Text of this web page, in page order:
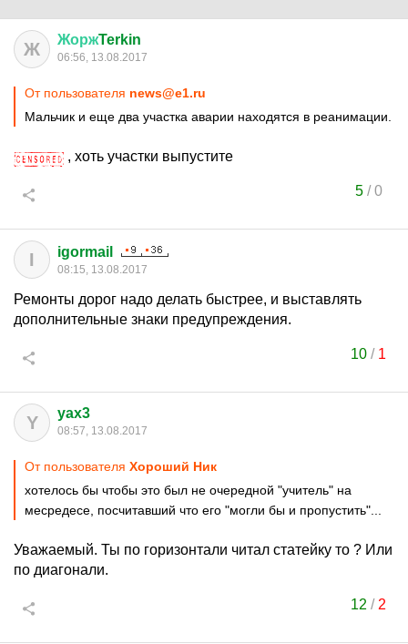
Ж ЖоржTerkin
06:56, 13.08.2017
От пользователя news@e1.ru
Мальчик и еще два участка аварии находятся в реанимации.
, хоть участки выпустите
5/0
I igormail
08:15, 13.08.2017
Ремонты дорог надо делать быстрее, и выставлять
дополнительные знаки предупреждения.
10 / 1
Y yax3
08:57, 13.08.2017
От пользователя Хороший Ник
хотелось бы чтобы это был не очередной "учитель" на
месредесе, посчитавший что его "могли бы и пропустить"...
Уважаемый. Ты по горизонтали читал статейку то ? Или
по диагонали.
12 / 2